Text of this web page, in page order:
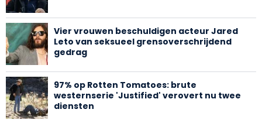
Vier vrouwen beschuldigen acteur Jared
Leto van seksueel grensoverschrijdend
gedrag
97% op Rotten Tomatoes: brute
westernserie 'Justified' verovert nu twee
diensten